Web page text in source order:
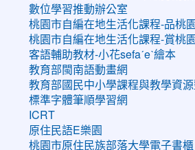
數位學習推動辦公室
桃園市自編在地生活化課程-品桃園
桃園市自編在地生活化課程-賞桃園
客語輔助教材-小花sefaˊeˋ繪本
教育部閩南語動畫網
教育部國民中小學課程與教學資
標準字體筆順學習網
ICRT
原住民語E樂園
桃園市原住民族部落大學電子書櫃